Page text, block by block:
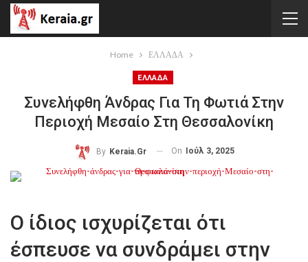
Home ΕΛΛΑΔΑ
ΕΛΛΑΔΑ
Συνελήφθη Άνδρας Για Τη Φωτιά Στην
Περιοχή Μεσαίο Στη Θεσσαλονίκη
By Keraia.gr On Ιούλ 3, 2025
Ο ίδιος ισχυρίζεται ότι
έσπευσε να συνδράμει στην